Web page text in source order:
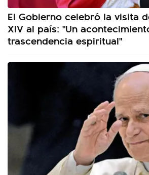
El Gobierno celebró la visita
XIV al país: "Un
trascendencia espiritual"